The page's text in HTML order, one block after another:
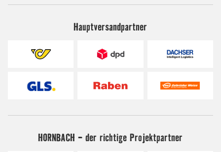
Hauptversandpartner
HORNBACH - der richtige Projektpartner